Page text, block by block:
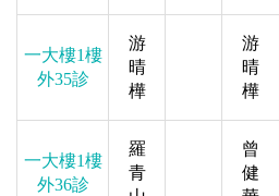
一大樓1樓
外35診
游
晴
樺
游
晴
樺
一大樓1樓
外36診
羅
青
曾
健